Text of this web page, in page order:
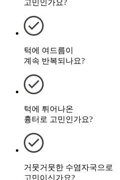
고민인가요?
턱에 여드름이
계속 반복되나요?
턱에 튀어나온
흉터로 고민인가요?
거뭇거뭇한 수염자국으로
고민이신가요?